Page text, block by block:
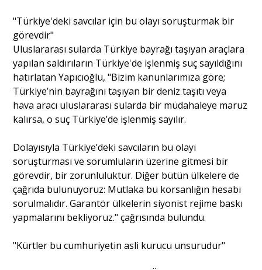
"Türkiye'deki savcılar için bu olayı soruşturmak bir
görevdir"
Uluslararası sularda Türkiye bayrağı taşıyan araçlara
yapılan saldırıların Türkiye'de işlenmiş suç sayıldığını
hatırlatan Yapıcıoğlu, "Bizim kanunlarımıza göre;
Türkiye’nin bayrağını taşıyan bir deniz taşıtı veya
hava aracı uluslararası sularda bir müdahaleye maruz
kalırsa, o suç Türkiye’de işlenmiş sayılır.
Dolayısıyla Türkiye’deki savcıların bu olayı
soruşturması ve sorumluların üzerine gitmesi bir
görevdir, bir zorunluluktur. Diğer bütün ülkelere de
çağrıda bulunuyoruz: Mutlaka bu korsanlığın hesabı
sorulmalıdır. Garantör ülkelerin siyonist rejime baskı
yapmalarını bekliyoruz." çağrısında bulundu.
"Kürtler bu cumhuriyetin asli kurucu unsurudur"